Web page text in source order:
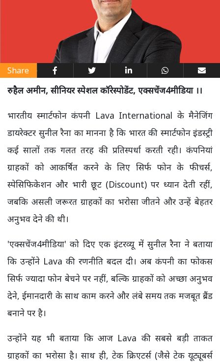
Share
रुहैल अमीन, सीनियर स्पेशल कॉरेस्पोडेंट, एक्सचेंज4मीडिया ।।
भारतीय स्मार्टफोन कंपनी Lava International के मैनेजिंग
डायरेक्टर सुनील रैना का मानना है कि भारत की स्मार्टफोन इंडस्ट्री
कई सालों तक गलत तरह की प्रतिस्पर्धा करती रही। कंपनियां
ग्राहकों को आकर्षित करने के लिए सिर्फ फोन के फीचर्स,
स्पेसिफिकेशन और भारी छूट (Discount) पर ध्यान देती रहीं,
जबकि असली जरूरत ग्राहकों का भरोसा जीतने और उन्हें बेहतर
अनुभव देने की थी।
'एक्सचेंज4मीडिया' को दिए एक इंटरव्यू में सुनील रैना ने बताया
कि उन्होंने Lava की रणनीति बदल दी। अब कंपनी का फोकस
सिर्फ ज्यादा फोन बेचने पर नहीं, बल्कि ग्राहकों को अच्छा अनुभव
देने, ईमानदारी के साथ काम करने और लंबे समय तक मजबूत ब्रैंड
बनाने पर है।
उन्होंने यह भी बताया कि आज Lava की सबसे बड़ी ताकत
ग्राहकों का भरोसा है। साथ ही, टेक क्रिएटर्स (जैसे टेक यूट्यूबर्स